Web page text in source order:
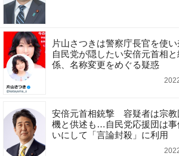
片山さつきは警察庁長官を使い
自民党が隠したい安倍元首相
係、名称変更をめぐる疑惑
安倍元首相銃撃 容疑者は宗教
機と供述も…自民党応援団は事
いにして「言論封殺」に利用